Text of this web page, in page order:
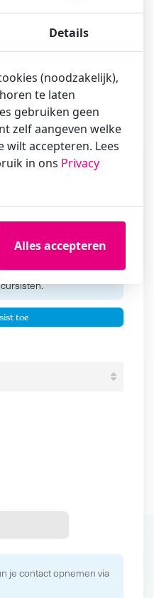
in waarmee je
cursisten.
toe
je contact opnemen via
Details
(noodzakelijk),
te laten
gebruiken geen
zelf aangeven welke
wilt accepteren. Lees
in ons Privacy
Alles accepteren